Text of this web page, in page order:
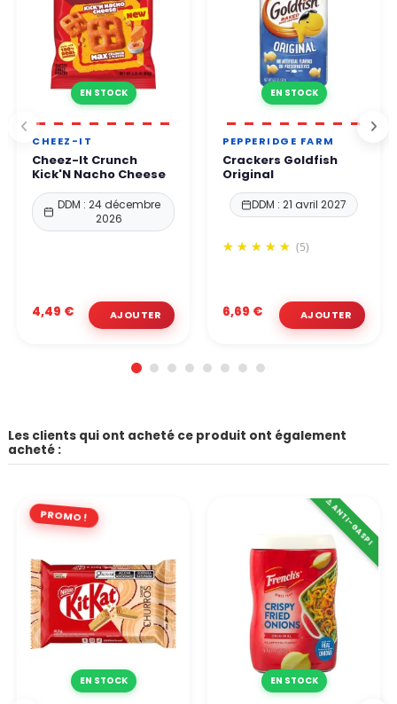
EN STOCK
CHEEZ-IT
Cheez-It Crunch
Kick'N Nacho Cheese
DDM : 24 décembre
2026
4,49 €
EN STOCK
PEPPERIDGE FARM
Crackers Goldfish
Original
DDM : 21 avril 2027
(5)
6,69 €
Les clients qui ont acheté ce produit ont également
acheté :
PROMO !
EN STOCK EN STOCK
⚠️ ANTI-GASPI